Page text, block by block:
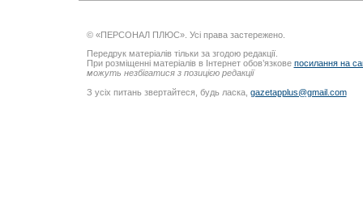
© «ПЕРСОНАЛ ПЛЮС». Усі права застережено.
Передрук матеріалів тільки за згодою редакції.
При розміщенні матеріалів в Інтернет обов’язкове посилання на
можуть незбігатися з позицією редакції
З усіх питань звертайтеся, будь ласка, gazetapplus@gmail.com